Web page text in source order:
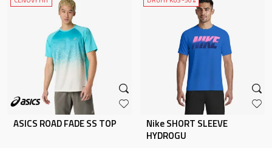
ASICS ROAD FADE SS TOP
Nike SHORT SLEEVE
HYDROGU